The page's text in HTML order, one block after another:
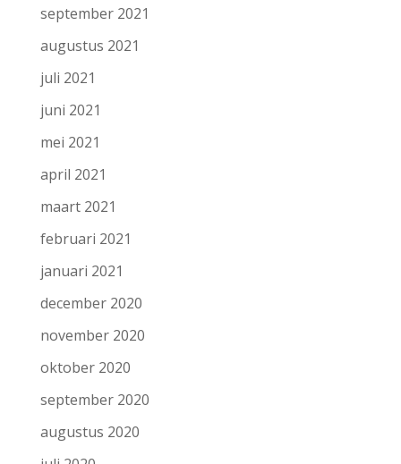
september 2021
augustus 2021
juli 2021
juni 2021
mei 2021
april 2021
maart 2021
februari 2021
januari 2021
december 2020
november 2020
oktober 2020
september 2020
augustus 2020